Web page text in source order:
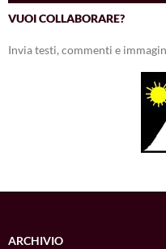
VUOI COLLABORARE?
Invia testi, commenti e
ARCHIVIO